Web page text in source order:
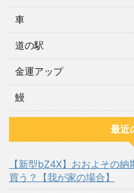
車
道の駅
金運アップ
鰻
最近
【新型bZ4X】おおよその
買う？【我が家の場合】